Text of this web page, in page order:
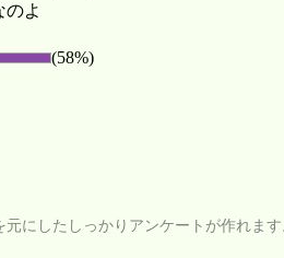
のよ
(58%)
にしたしっかりアンケートが作れます